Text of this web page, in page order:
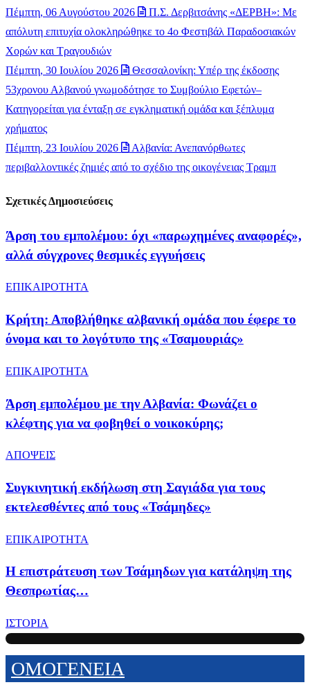
Πέμπτη, 06 Αυγούστου 2026
Π.Σ. Δερβιτσάνης «ΔΕΡΒΗ»: Με
απόλυτη επιτυχία ολοκληρώθηκε το 4ο Φεστιβάλ Παραδοσιακών
Χορών και Τραγουδιών
Πέμπτη, 30 Ιουλίου 2026
Θεσσαλονίκη: Υπέρ της έκδοσης
53χρονου Αλβανού γνωμοδότησε το Συμβούλιο Εφετών–
Κατηγορείται για ένταξη σε εγκληματική ομάδα και ξέπλυμα
χρήματος
Πέμπτη, 23 Ιουλίου 2026
Αλβανία: Ανεπανόρθωτες
περιβαλλοντικές ζημιές από το σχέδιο της οικογένειας Τραμπ
Σχετικές Δημοσιεύσεις
Άρση του εμπολέμου: όχι «παρωχημένες αναφορές»,
αλλά σύγχρονες θεσμικές εγγυήσεις
ΕΠΙΚΑΙΡΟΤΗΤΑ
Κρήτη: Αποβλήθηκε αλβανική ομάδα που έφερε το
όνομα και το λογότυπο της «Τσαμουριάς»
ΕΠΙΚΑΙΡΟΤΗΤΑ
Άρση εμπολέμου με την Αλβανία: Φωνάζει ο
κλέφτης για να φοβηθεί ο νοικοκύρης;
ΑΠΟΨΕΙΣ
Συγκινητική εκδήλωση στη Σαγιάδα για τους
εκτελεσθέντες από τους «Τσάμηδες»
ΕΠΙΚΑΙΡΟΤΗΤΑ
Η επιστράτευση των Τσάμηδων για κατάληψη της
Θεσπρωτίας…
ΙΣΤΟΡΙΑ
ΟΜΟΓΕΝΕΙΑ